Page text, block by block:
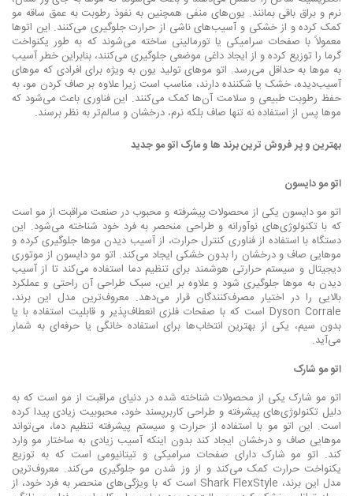
نرم و براق باقی بمانند. یون‌های منفی همچنین به نفوذ رطوبت به عمق ساقه مو
کمک کرده و از خشکی و آسیب‌های ناشی از حرارت جلوگیری می‌کنند. این اتوها
معمولاً با صفحات سرامیکی یا تورمالینی ساخته می‌شوند که به طور یکنواخت
گرما را توزیع کرده و از ایجاد داغی موضعی جلوگیری می‌کنند، بنابراین خطر آسیب
به موها به حداقل می‌رسد. اتو موهای تولید یون به ویژه برای افرادی که موهای
آسیب‌دیده، خشک یا شکننده دارند، مناسب است زیرا علاوه بر صاف کردن مو، به
حفظ رطوبت طبیعی و سلامت آن‌ها کمک می‌کنند. این فناوری باعث می‌شود که
موها پس از استفاده نه تنها صاف بلکه نرم، درخشان و سالم‌تر به نظر برسند.
بهترین و پر فروش ترین برند ها و مارک اتو مو جدید
اتو مو دایسون
اتو مو دایسون یکی از محصولات پیشرفته و محبوب در صنعت مراقبت از مو است
که با تکنولوژی‌های نوآورانه و طراحی منحصر به فرد خود شناخته می‌شود. این
دستگاه با استفاده از فناوری کنترل حرارت، از آسیب دیدن موها جلوگیری کرده و
موهایی صاف و درخشان را بدون خشکی ایجاد می‌کند. اتو مو دایسون از موتوری
دیجیتال و سیستم حرارتی هوشمند برای تنظیم دما استفاده می‌کند تا از آسیب
دیدن به موها جلوگیری شود و علاوه بر این، سبک طراحی آن راحتی و عملکرد
بالایی را در اختیار مصرف‌کنندگان قرار می‌دهد. معروف‌ترین مدل این برند،
Dyson Corrale است که با صفحات فلزی انعطاف‌پذیر و قابلیت استفاده با یا
بدون سیم، یکی از بهترین انتخاب‌ها برای استفاده خانگی یا حرفه‌ای به شمار
می‌آید.
اتو مو شارک
اتو مو شارک یکی از محصولات شناخته شده در دنیای مراقبت از مو است که به
دلیل تکنولوژی‌های پیشرفته و طراحی کاربرپسند خود، محبوبیت زیادی پیدا کرده
است. این اتو مو با استفاده از حرارت و سیستم پیشرفته تنظیم دما، می‌تواند
موهایی صاف و درخشان ایجاد کند بدون اینکه آسیب زیادی به ساختار مو وارد
کند. اتو مو شارک دارای صفحات سرامیکی و تیتانیومی است که به توزیع
یکنواخت حرارت کمک می‌کند و از وز شدن مو جلوگیری می‌کند. معروف‌ترین
مدل این برند، Shark FlexStyle است که با ویژگی‌های منحصر به فرد خود، از